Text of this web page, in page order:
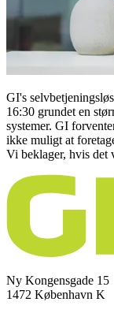
GI's
16:30 grundet en
systemer. GI
ikke muligt at
Vi beklager, hvis det
Ny Kongensgade 15
1472 København K